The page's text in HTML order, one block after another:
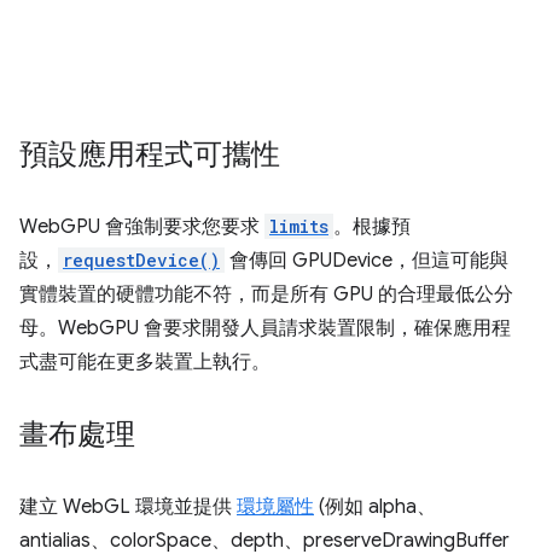
預設應用程式可攜性
WebGPU 會強制要求您要求 limits 。根據預
設，
requestDevice() 會傳回 GPUDevice，但這可能與
實體裝置的硬體功能不符，而是所有 GPU 的合理最低公分
母。WebGPU 會要求開發人員請求裝置限制，確保應用程
式盡可能在更多裝置上執行。
畫布處理
建立 WebGL 環境並提供 環境屬性 (例如 alpha、
antialias、colorSpace、depth、preserveDrawingBuffer